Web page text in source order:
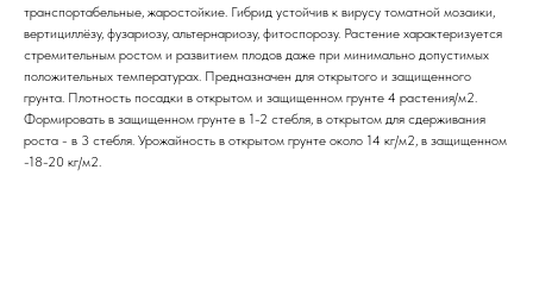
транспортабельные, жаростойкие. Гибрид устойчив к вирусу томатной мозаики,
вертициллёзу, фузариозу, альтернариозу, фитоспорозу. Растение характеризуется
стремительным ростом и развитием плодов даже при минимально допустимых
положительных температурах. Предназначен для открытого и защищенного
грунта. Плотность посадки в открытом и защищенном грунте 4 растения/м2.
Формировать в защищенном грунте в 1-2 стебля, в открытом для сдерживания
роста - в 3 стебля. Урожайность в открытом грунте около 14 кг/м2, в защищенном
-18-20 кг/м2.